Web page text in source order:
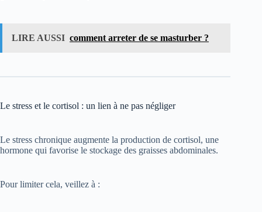
LIRE AUSSI comment arreter de se masturber ?
Le stress et le cortisol : un lien à ne pas négliger
Le stress chronique augmente la production de cortisol, une
hormone qui favorise le stockage des graisses abdominales.
Pour limiter cela, veillez à :